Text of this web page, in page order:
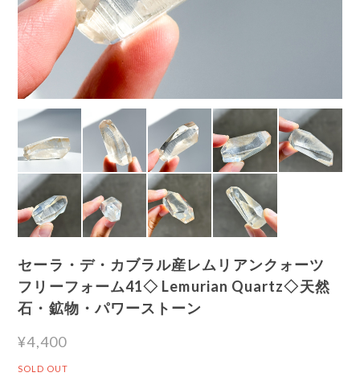
セーラ・デ・カブラル産レムリアンクォーツ
フリーフォーム41◇ Lemurian Quartz◇天然
石・鉱物・パワーストーン
¥4,400
SOLD OUT